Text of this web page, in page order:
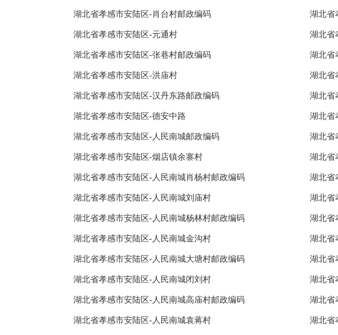
湖北省孝感市安陆区-肖台村邮政编码 湖北省
湖北省孝感市安陆区-元通村 湖北省
湖北省孝感市安陆区-张巷村邮政编码 湖北省
湖北省孝感市安陆区-洪庙村 湖北省
湖北省孝感市安陆区-汉丹东路邮政编码 湖北省
湖北省孝感市安陆区-德安中路 湖北省
湖北省孝感市安陆区-人民南城邮政编码 湖北省
湖北省孝感市安陆区-烟店镇余寨村 湖北省
湖北省孝感市安陆区-人民南城肖杨村邮政编码 湖北省
湖北省孝感市安陆区-人民南城刘庙村 湖北省
湖北省孝感市安陆区-人民南城杨林村邮政编码 湖北省
湖北省孝感市安陆区-人民南城金沟村 湖北省
湖北省孝感市安陆区-人民南城大塘村邮政编码 湖北省
湖北省孝感市安陆区-人民南城闭刘村 湖北省
湖北省孝感市安陆区-人民南城高庙村邮政编码 湖北省
湖北省孝感市安陆区-人民南城袁蒋村 湖北省